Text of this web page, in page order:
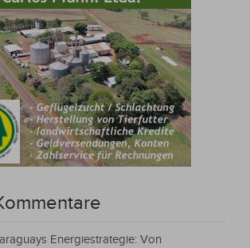
Energiestrategie: Von